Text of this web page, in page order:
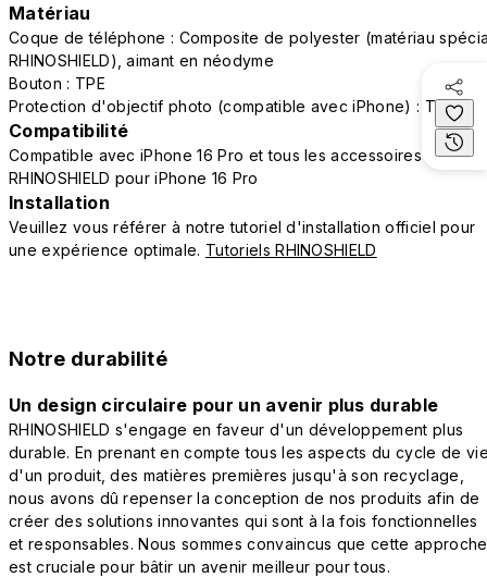
Matériau
Coque de téléphone : Composite de polyester (matériau
RHINOSHIELD), aimant en néodyme
Bouton : TPE
Protection d'objectif photo (compatible avec iPhone) : TPE
Compatibilité
Compatible avec iPhone 16 Pro et tous les accessoires
RHINOSHIELD pour iPhone 16 Pro
Installation
Veuillez vous référer à notre tutoriel d'installation officiel pour
une expérience optimale. Tutoriels RHINOSHIELD
Notre durabilité
Un design circulaire pour un avenir plus durable
RHINOSHIELD s'engage en faveur d'un développement plus
durable. En prenant en compte tous les aspects du cycle de
d'un produit, des matières premières jusqu'à son recyclage,
nous avons dû repenser la conception de nos produits afin de
créer des solutions innovantes qui sont à la fois fonctionnelles
et responsables. Nous sommes convaincus que cette approche
est cruciale pour bâtir un avenir meilleur pour tous.